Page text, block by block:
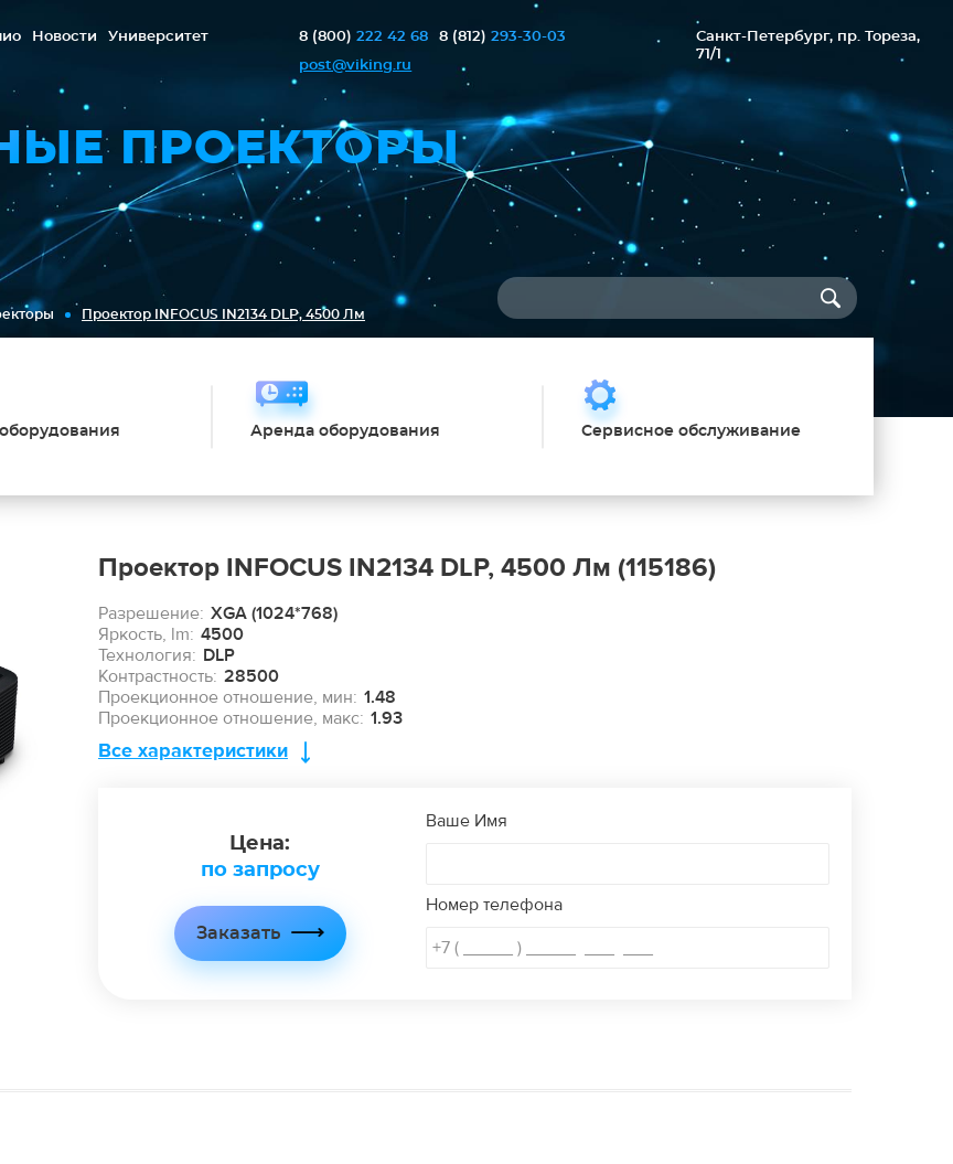
Новости
Университет
8 (800) 222 42 68 8 (812) 293-30-03
post@viking.ru
Санкт-Петербург, пр. Тореза,
71/1
ПРОЕКТОРЫ
Проектор INFOCUS IN2134 DLP, 4500 Лм
Аренда оборудования Сервисное обслуживание
Проектор INFOCUS IN2134 DLP, 4500 Лм (115186)
Разрешение: XGA (1024*768)
Яркость, lm: 4500
Технология: DLP
Контрастность: 28500
Проекционное отношение, мин: 1.48
Проекционное отношение, макс: 1.93
Все характеристики
Цена:
по запросу
Заказать
Ваше Имя
Номер телефона